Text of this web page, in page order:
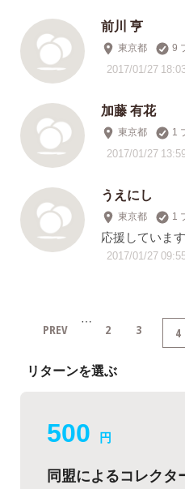
前川 亨
東京都 9
2017/01/27
加藤 有花
東京都 1
2017/01/27
うえにし
東京都 1
応援していま
2017/01/27
PREV … 2 3 4
リターンを選ぶ
500 円
同盟によるコレクタ